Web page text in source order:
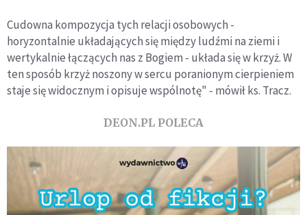
Cudowna kompozycja tych relacji osobowych -
horyzontalnie układających się między ludźmi na ziemi i
wertykalnie łączących nas z Bogiem - układa się w krzyż. W
ten sposób krzyż noszony w sercu poranionym cierpieniem
staje się widocznym i opisuje wspólnotę" - mówił ks. Tracz.
DEON.PL POLECA